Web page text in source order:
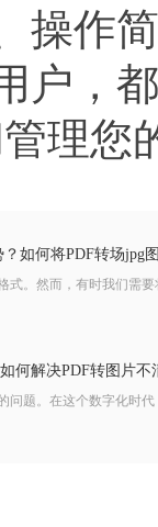
操作
户，
理您
如何将PDF转场jpg
。然而，有时我们需
何解决PDF转图片不
问题。在这个数字化时